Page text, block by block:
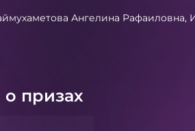
Ангелина Рафаиловна,
призах